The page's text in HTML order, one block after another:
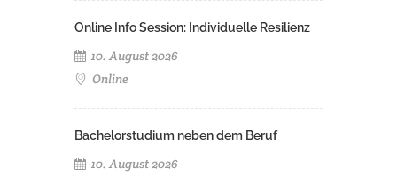
Online Info Session: Individuelle Resilienz
10. August 2026
Online
Bachelorstudium neben dem Beruf
10. August 2026